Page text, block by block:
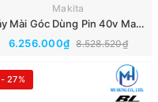
Makita
Máy Mài Góc Dùng Pin 40v Makita GA044GZ(Thân Máy)(BL/XLOCK)
6.256.000₫ 8.528.520₫
- 27%